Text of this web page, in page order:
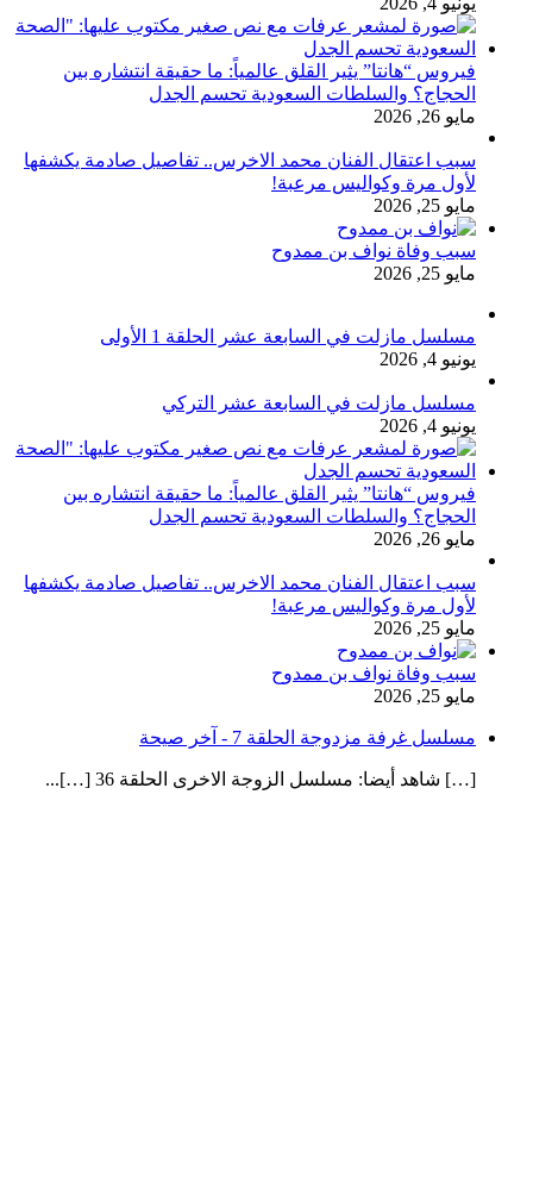
فيروس “هانتا” يثير القلق عالمياً: ما حقيقة انتشاره بين
الحجاج؟ والسلطات السعودية تحسم الجدل
مايو 26, 2026
سبب اعتقال الفنان محمد الاخرس.. تفاصيل صادمة يكشفها
لأول مرة وكواليس مرعبة!
مايو 25, 2026
سبب وفاة نواف بن ممدوح
مايو 25, 2026
مسلسل مازلت في السابعة عشر الحلقة 1 الأولى
يونيو 4, 2026
مسلسل مازلت في السابعة عشر التركي
يونيو 4, 2026
فيروس “هانتا” يثير القلق عالمياً: ما حقيقة انتشاره بين
الحجاج؟ والسلطات السعودية تحسم الجدل
مايو 26, 2026
سبب اعتقال الفنان محمد الاخرس.. تفاصيل صادمة يكشفها
لأول مرة وكواليس مرعبة!
مايو 25, 2026
سبب وفاة نواف بن ممدوح
مايو 25, 2026
مسلسل غرفة مزدوجة الحلقة 7 - آخر صيحة
[…] شاهد أيضا: مسلسل الزوجة الاخرى الحلقة 36 […]...